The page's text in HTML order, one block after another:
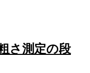
さ測定の段